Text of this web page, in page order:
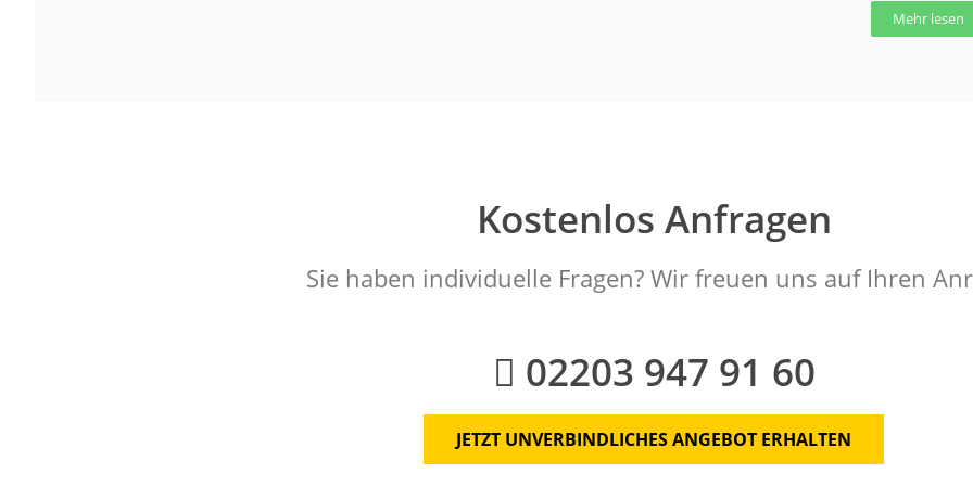
Mehr lesen
Kostenlos Anfragen
Sie haben individuelle Fragen? Wir freuen uns auf Ihren
02203 947 91 60
JETZT UNVERBINDLICHES ANGEBOT ERHALTEN